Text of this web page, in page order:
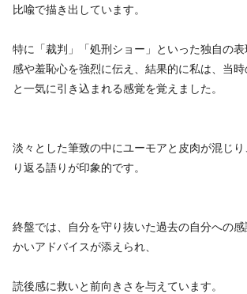
比喩で描き出しています。
特に「裁判」「処刑ショー」といった独自の
感や羞恥心を強烈に伝え、結果的に私は、当
と一気に引き込まれる感覚を覚えました。
淡々とした筆致の中にユーモアと皮肉が混じ
り返る語りが印象的です。
終盤では、自分を守り抜いた過去の自分への
かいアドバイスが添えられ、
読後感に救いと前向きさを与えています。